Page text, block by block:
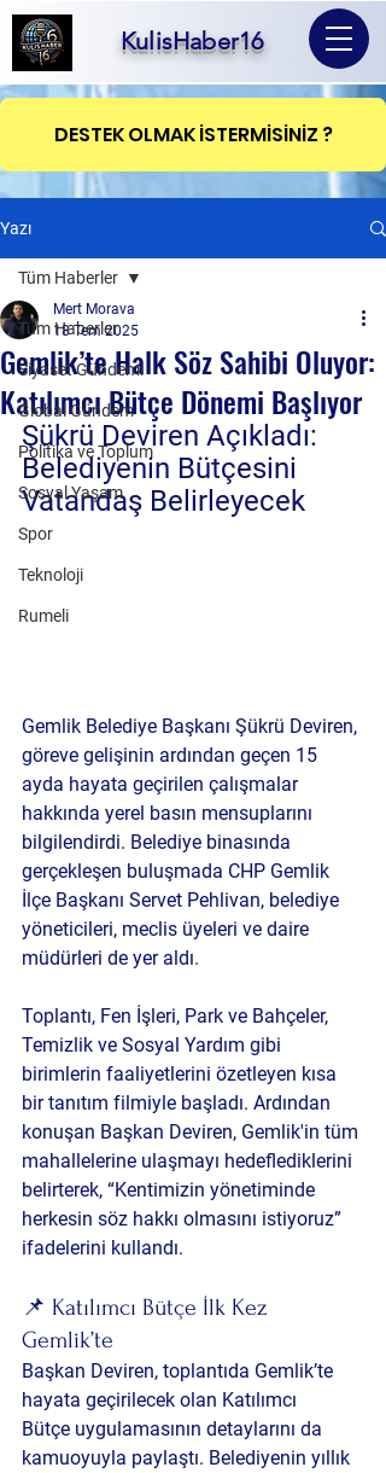
KulisHaber16
DESTEK OLMAK İSTERMİSİNİZ ?
Yazı
Tüm Haberler
Siyaset Gündemi
Global Gündem
Politika ve Toplum
Sosyal Yaşam
Spor
Teknoloji
Rumeli
Tüm Haberler
Gemlik’te Halk Söz Sahibi Oluyor:
Katılımcı Bütçe Dönemi Başlıyor
Mert Morava
18 Tem 2025
Şükrü Deviren Açıkladı:
Belediyenin Bütçesini
Vatandaş Belirleyecek
Gemlik Belediye Başkanı Şükrü Deviren,
göreve gelişinin ardından geçen 15
ayda hayata geçirilen çalışmalar
hakkında yerel basın mensuplarını
bilgilendirdi. Belediye binasında
gerçekleşen buluşmada CHP Gemlik
İlçe Başkanı Servet Pehlivan, belediye
yöneticileri, meclis üyeleri ve daire
müdürleri de yer aldı.
Toplantı, Fen İşleri, Park ve Bahçeler,
Temizlik ve Sosyal Yardım gibi
birimlerin faaliyetlerini özetleyen kısa
bir tanıtım filmiyle başladı. Ardından
konuşan Başkan Deviren, Gemlik'in tüm
mahallelerine ulaşmayı hedeflediklerini
belirterek, “Kentimizin yönetiminde
herkesin söz hakkı olmasını istiyoruz”
ifadelerini kullandı.
📌 Katılımcı Bütçe İlk Kez
Gemlik’te
Başkan Deviren, toplantıda Gemlik’te
hayata geçirilecek olan Katılımcı
Bütçe uygulamasının detaylarını da
kamuoyuyla paylaştı. Belediyenin yıllık